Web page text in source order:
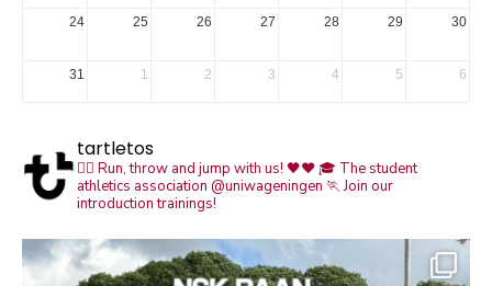
24 25 26 27 28 29 30
31 1 2 3 4 5 6
tartletos
🏃‍♀️ Run, throw and jump with us! 🖤❤️🎓 The student
athletics association @uniwageningen 🏃 Join our
introduction trainings!